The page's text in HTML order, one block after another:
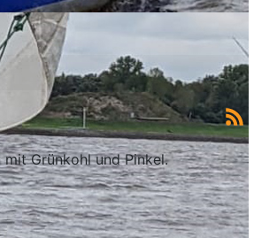
Grünkohl und Pinkel.